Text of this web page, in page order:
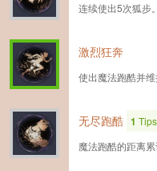
连续使出5次狐步。
激烈狂奔
使出魔法跑酷并维
无尽跑酷 1 Tips
魔法跑酷的距离累